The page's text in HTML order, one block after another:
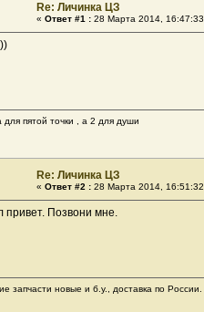
Re: Личинка ЦЗ
« Ответ #1 : 28 Марта 2014,
для пятой точки , а 2 для души
Re: Личинка ЦЗ
« Ответ #2 : 28 Марта 2014,
привет. Позвони мне.
запчасти новые и б.у., доставка по